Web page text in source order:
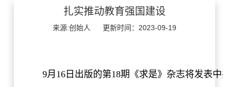
扎实推动教育强国建设
来源:创始人 更新时间：2023-09-19
9月16日出版的第18期《求是》杂志将发表